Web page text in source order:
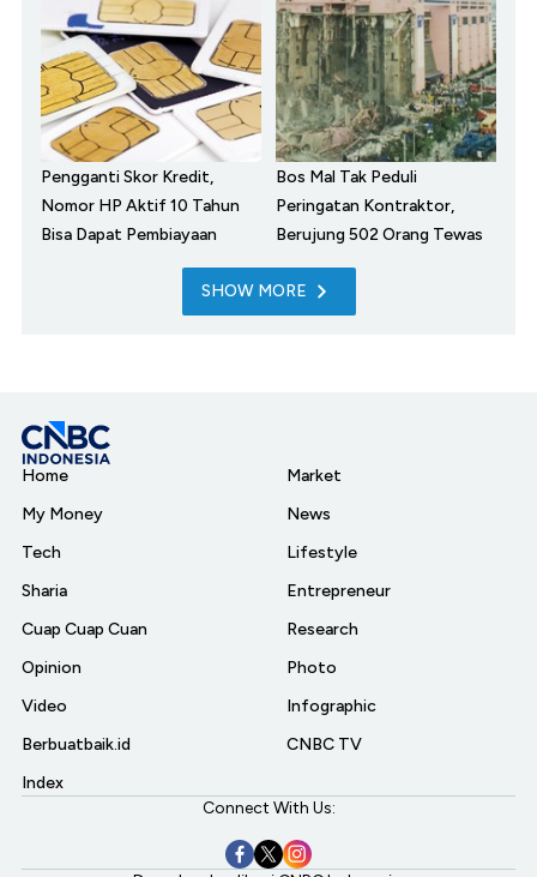
Pengganti Skor Kredit,
Nomor HP Aktif 10 Tahun
Bisa Dapat Pembiayaan
Bos Mal Tak Peduli
Peringatan Kontraktor,
Berujung 502 Orang Tewas
SHOW MORE
Home
My Money
Tech
Sharia
Cuap Cuap Cuan
Opinion
Video
Berbuatbaik.id
Index
Market
News
Lifestyle
Entrepreneur
Research
Photo
Infographic
CNBC TV
Connect With Us: